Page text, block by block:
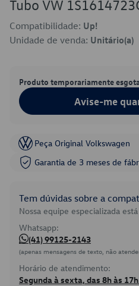
Tubo VW
Compatibilidade: Up!
Unidade de venda: Unitário(a)
Produto temporariamente
Avise-me
Peça Original Volkswagen
Garantia de 3 meses de
Tem dúvidas sobre a
Nossa equipe especializada
Whatsapp:
(41) 99125-2143
(apenas mensagens de texto, não
Horário de atendimento:
Segunda à sexta, das 8h às